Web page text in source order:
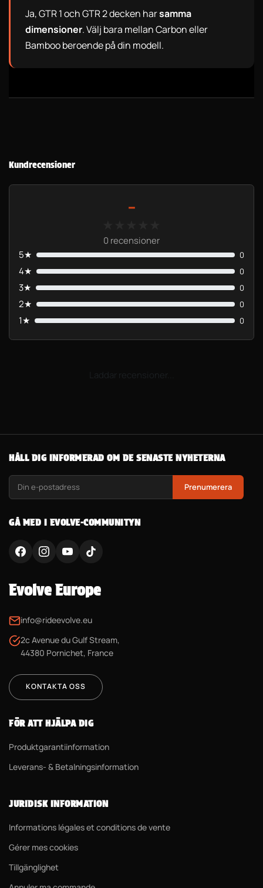
Ja, GTR 1 och GTR 2 decken harsamma
dimensioner. Välj bara mellan Carbon eller
Bamboo beroende på din modell.
Kundrecensioner
-
0 recensioner
5★
0
4★ 0
3★ 0
2★ 0
1★ 0
HÅLL DIG INFORMERAD OM DE SENASTE NYHETERNA
Prenumerera
GÅ MED I EVOLVE-COMMUNITYN
Evolve Europe
info@rideevolve.eu
2c Avenue du Gulf Stream,
44380 Pornichet, France
KONTAKTA OSS
FÖR ATT HJÄLPA DIG
Produktgarantiinformation
Leverans- & Betalningsinformation
JURIDISK INFORMATION
Informations légales et conditions de vente
Gérer mes cookies
Tillgänglighet